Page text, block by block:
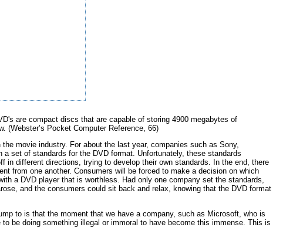
are compact discs that are capable of storing 4900 megabytes of
(Webster’s Pocket Computer Reference, 66)
movie industry. For about the last year, companies such as Sony,
set of standards for the DVD format. Unfortunately, these standards
in different directions, trying to develop their own standards. In the end, there
from one another. Consumers will be forced to make a decision on which
a DVD player that is worthless. Had only one company set the standards,
and the consumers could sit back and relax, knowing that the DVD format
to is that the moment that we have a company, such as Microsoft, who is
be doing something illegal or immoral to have become this immense. This is